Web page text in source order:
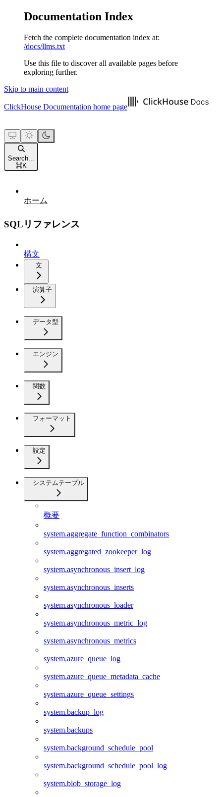
Documentation Index
Fetch the complete documentation index at:
/docs/llms.txt
Use this file to discover all available pages before
exploring further.
Skip to main content
ClickHouse Documentation home page
Search...
⌘K
ホーム
SQLリファレンス
構文
文
演算子
データ型
エンジン
関数
フォーマット
設定
システムテーブル
概要
system.aggregate_function_combinators
system.aggregated_zookeeper_log
system.asynchronous_insert_log
system.asynchronous_inserts
system.asynchronous_loader
system.asynchronous_metric_log
system.asynchronous_metrics
system.azure_queue_log
system.azure_queue_metadata_cache
system.azure_queue_settings
system.backup_log
system.backups
system.background_schedule_pool
system.background_schedule_pool_log
system.blob_storage_log